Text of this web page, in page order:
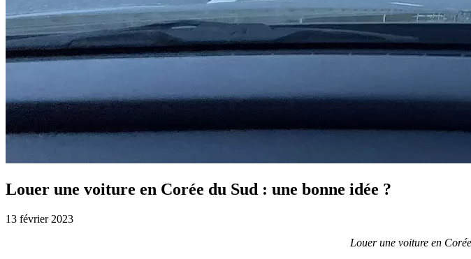
Louer une voiture en Corée du Sud : une bonne idée ?
13 février 2023
Louer une voiture en